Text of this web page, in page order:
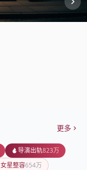
更多
导演出轨823万
女星整容654万